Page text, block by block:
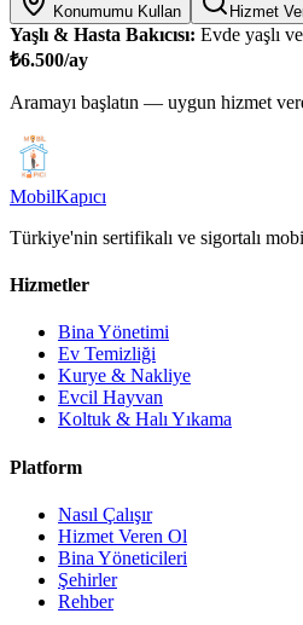
Konumumu Kullan Hizmet
Yaşlı & Hasta Bakıcısı: Evde yaşlı
₺6.500/ay
Aramayı başlatın — uygun hizmet
MobilKapıcı
Türkiye'nin sertifikalı ve sigortalı
Hizmetler
Bina Yönetimi
Ev Temizliği
Kurye & Nakliye
Evcil Hayvan
Koltuk & Halı Yıkama
Platform
Nasıl Çalışır
Hizmet Veren Ol
Bina Yöneticileri
Şehirler
Rehber